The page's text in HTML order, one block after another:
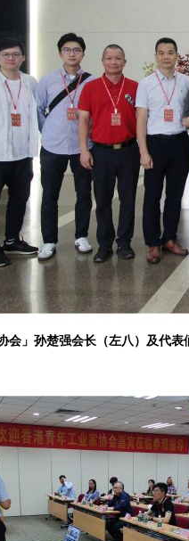
会」孙楚强会长（左八）及代